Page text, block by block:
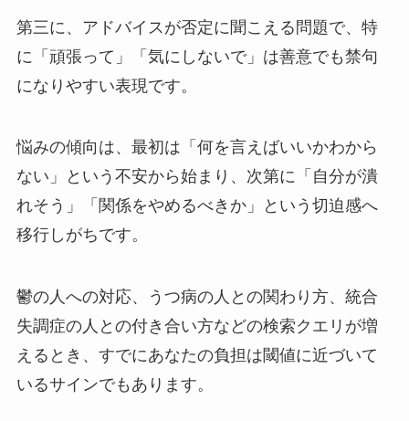
第三に、アドバイスが否定に聞こえる問題で、特
に「頑張って」「気にしないで」は善意でも禁句
になりやすい表現です。
悩みの傾向は、最初は「何を言えばいいかわから
ない」という不安から始まり、次第に「自分が潰
れそう」「関係をやめるべきか」という切迫感へ
移行しがちです。
鬱の人への対応、うつ病の人との関わり方、統合
失調症の人との付き合い方などの検索クエリが増
えるとき、すでにあなたの負担は閾値に近づいて
いるサインでもあります。